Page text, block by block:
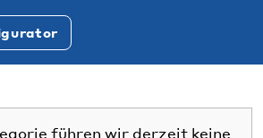
führen wir derzeit keine